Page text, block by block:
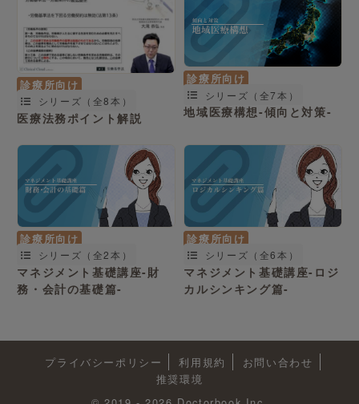
診療所向け
シリーズ（全8本）
医療法務ポイント解説
診療所向け
シリーズ（全7本）
地域医療構想-傾向と対策-
診療所向け
シリーズ（全2本）
マネジメント基礎講座-財
務・会計の基礎篇-
診療所向け
シリーズ（全6本）
マネジメント基礎講座-ロジ
カルシンキング篇-
プライバシーポリシー 利用規約
お問い合わせ
推奨環境